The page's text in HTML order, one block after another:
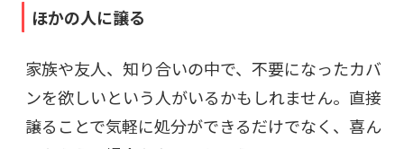
ほかの人に譲る
家族や友人、知り合いの中で、不要になったカバ
ンを欲しいという人がいるかもしれません。直接
譲ることで気軽に処分ができるだけでなく、喜ん